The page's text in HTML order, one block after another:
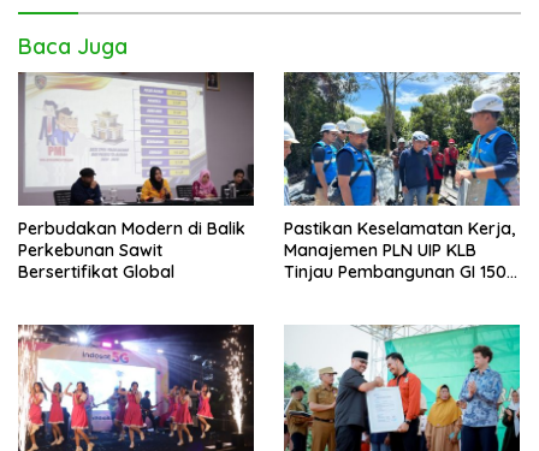
Baca Juga
Perbudakan Modern di Balik
Perkebunan Sawit
Bersertifikat Global
Pastikan Keselamatan Kerja,
Manajemen PLN UIP KLB
Tinjau Pembangunan GI 150